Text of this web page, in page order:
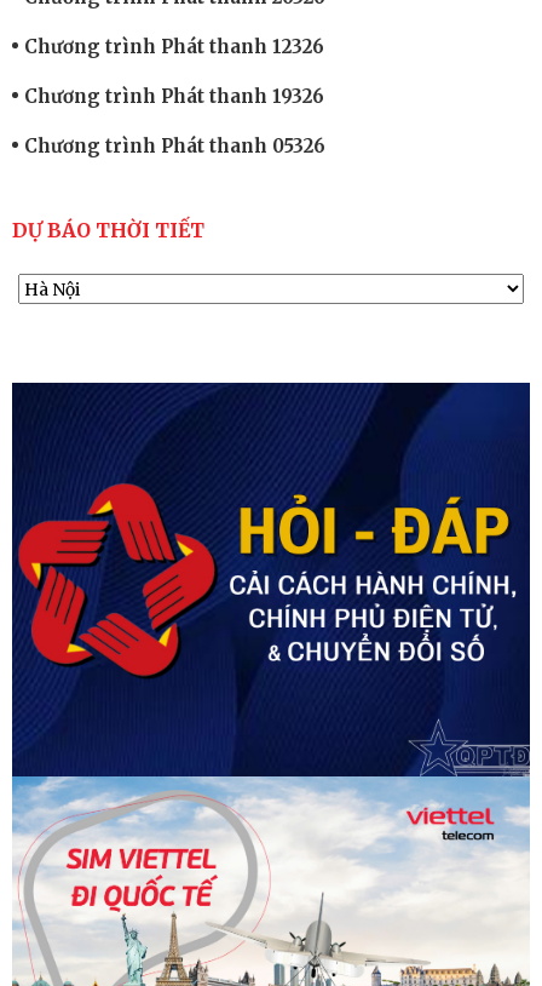
Chương trình Phát thanh 12326
Chương trình Phát thanh 19326
Chương trình Phát thanh 05326
DỰ BÁO THỜI TIẾT